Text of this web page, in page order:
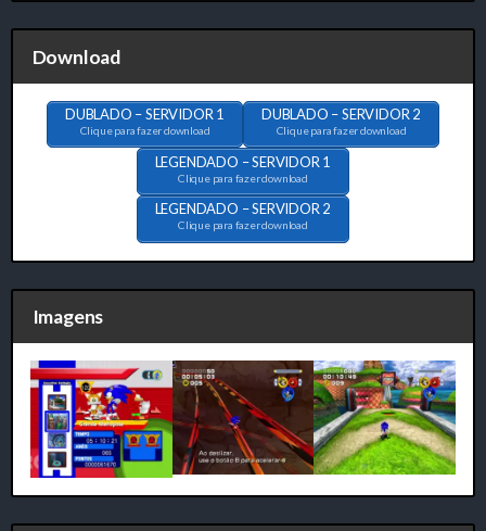
Download
DUBLADO – SERVIDOR 1
Clique para fazer download
DUBLADO – SERVIDOR 2
Clique para fazer download
LEGENDADO – SERVIDOR 1
Clique para fazer download
LEGENDADO – SERVIDOR 2
Clique para fazer download
Imagens